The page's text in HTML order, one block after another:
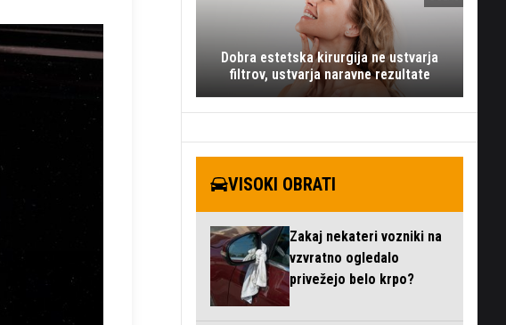
Dobra estetska kirurgija ne ustvarja
filtrov, ustvarja naravne rezultate
VISOKI OBRATI
Zakaj nekateri vozniki na
vzvratno ogledalo
privežejo belo krpo?